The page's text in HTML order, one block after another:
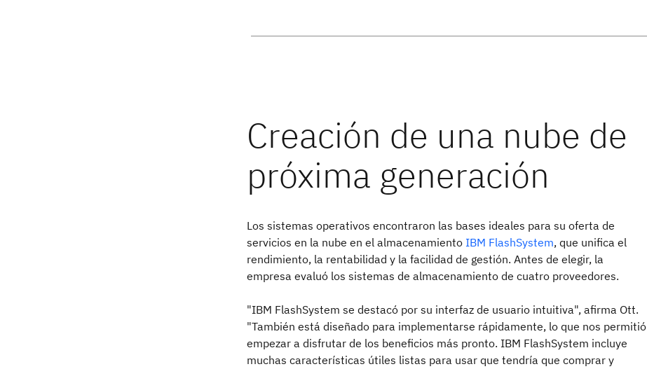
Los sistemas operativos encontraron las bases ideales para su oferta de
servicios en la nube en el almacenamiento IBM FlashSystem, que unifica el
rendimiento, la rentabilidad y la facilidad de gestión. Antes de elegir, la
empresa evaluó los sistemas de almacenamiento de cuatro proveedores.
"IBM FlashSystem se destacó por su interfaz de usuario intuitiva", afirma Ott.
"También está diseñado para implementarse rápidamente, lo que nos permitió
empezar a disfrutar de los beneficios más pronto. IBM FlashSystem incluye
muchas características útiles listas para usar que tendría que comprar y